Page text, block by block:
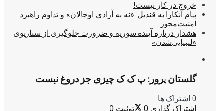
خروج در کار نیست!
پیام آنکارا به قندیل: «نه به آزادی اوجالان» و تداوم راهبرد
امنیت‌محور
هشدار درباره آینده سوریه و ضرورت جلوگیری از سناریوی
«لیبیایی‌شدن»
گلستان پرور: پ ک ک چیزی جز دروغ نیست
0 اشتراک ها
اشتراک گذاری 0 توئیت 0